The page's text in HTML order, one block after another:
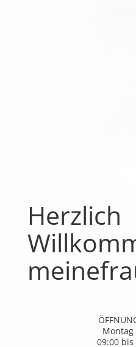
Herzlich
Montag
09:00